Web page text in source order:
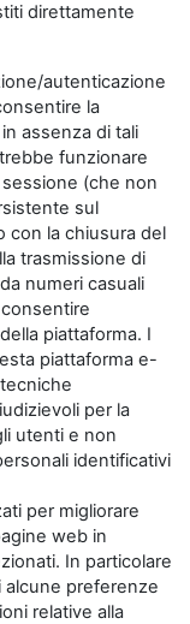
direttamente
autenticazione
la
assenza di tali
funzionare
(che non
sul
con la chiusura del
trasmissione di
numeri casuali
piattaforma. I
piattaforma e-
per la
utenti e non
identificativi
per migliorare
web in
In particolare
alcune preferenze
relative alla